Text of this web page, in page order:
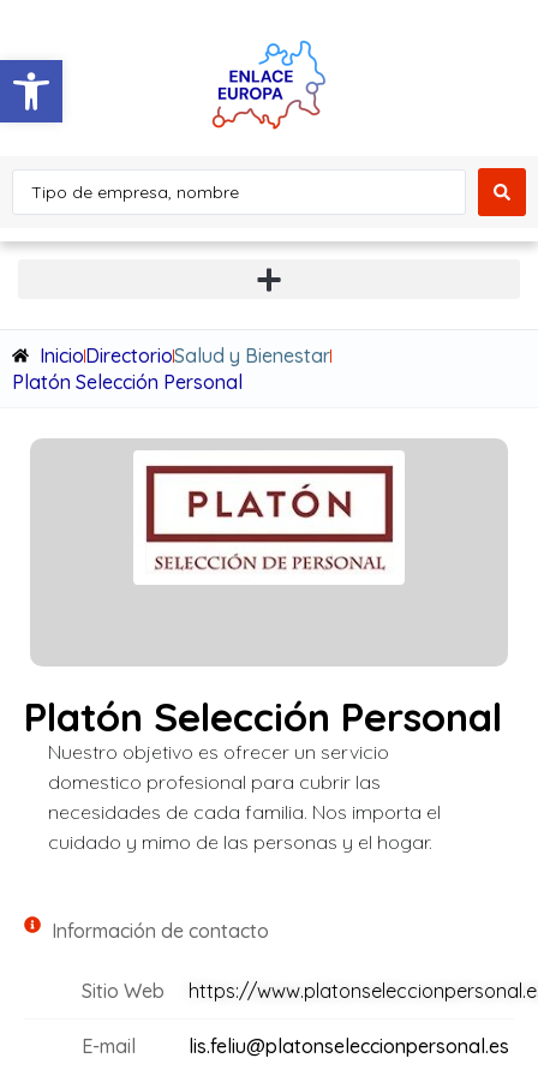
Abrir barra de herramientas
InicioDirectorioSalud y Bienestar
Platón Selección Personal
Platón Selección Personal
Nuestro objetivo es ofrecer un servicio
domestico profesional para cubrir las
necesidades de cada familia. Nos importa el
cuidado y mimo de las personas y el hogar.
Información de contacto
Sitio Web https://
E-mail lis.feliu@platonseleccionpersonal.es